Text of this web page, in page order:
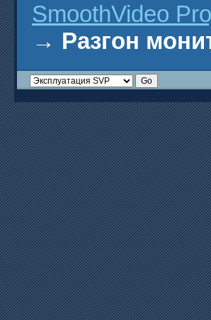
SmoothVideo
→ Разгон